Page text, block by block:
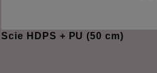
Scie HDPS + PU (50 cm)